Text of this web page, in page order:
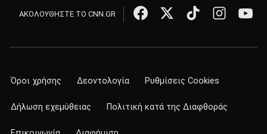
ΑΚΟΛΟΥΘΗΣΤΕ ΤΟ CNN.GR
Όροι χρήσης Δεοντολογία Ρυθμίσεις Cookies
Δήλωση εχεμύθειας Πολιτική κατά της Διαφθοράς